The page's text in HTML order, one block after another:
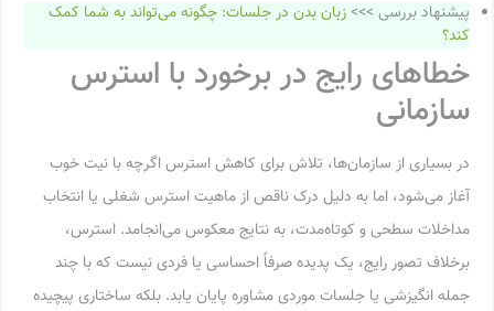
پیشنهاد بررسی >>>زبان بدن در جلسات: چگونه می‌تواند به شما کمک
کند؟
خطاهای رایج در برخورد با استرس
سازمانی
در بسیاری از سازمان‌ها، تلاش برای کاهش استرس اگرچه با نیت خوب
آغاز می‌شود، اما به دلیل درک ناقص از ماهیت استرس شغلی یا انتخاب
مداخلات سطحی و کوتاه‌مدت، به نتایج معکوس می‌انجامد. استرس،
برخلاف تصور رایج، یک پدیده صرفاً احساسی یا فردی نیست که با چند
جمله انگیزشی یا جلسات موردی مشاوره پایان یابد. بلکه ساختاری پیچیده